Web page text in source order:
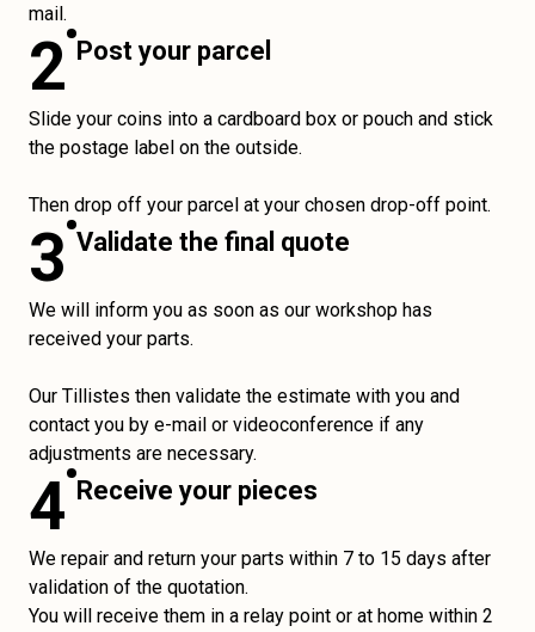
mail.
2 Post your parcel
Slide your coins into a cardboard box or pouch and stick
the postage label on the outside.
Then drop off your parcel at your chosen drop-off point.
3 Validate the final quote
We will inform you as soon as our workshop has
received your parts.
Our Tillistes then validate the estimate with you and
contact you by e-mail or videoconference if any
adjustments are necessary.
4 Receive your pieces
We repair and return your parts within 7 to 15 days after
validation of the quotation.
You will receive them in a relay point or at home within 2